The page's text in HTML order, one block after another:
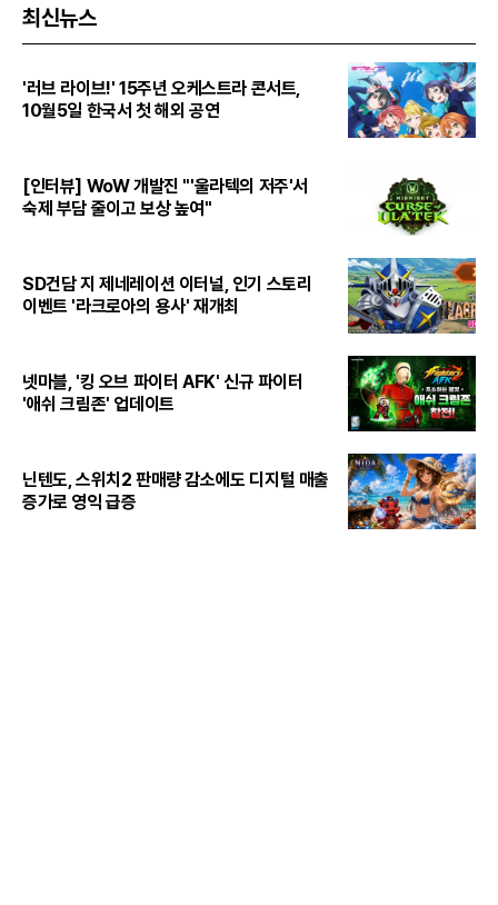
최신뉴스
'러브 라이브!' 15주년 오케스트라 콘서트,
10월5일 한국서 첫 해외 공연
[인터뷰] WoW 개발진 "'울라텍의 저주'서
숙제 부담 줄이고 보상 높여"
SD건담 지 제네레이션 이터널, 인기 스토리
이벤트 '라크로아의 용사' 재개최
넷마블, '킹 오브 파이터 AFK' 신규 파이터
'애쉬 크림존' 업데이트
닌텐도, 스위치2 판매량 감소에도 디지털 매출
증가로 영익 급증